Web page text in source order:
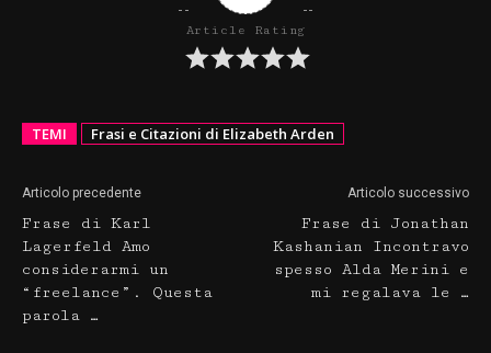
Article Rating
TEMI Frasi e Citazioni di Elizabeth Arden
Articolo precedente
Frase di Karl
Lagerfeld Amo
considerarmi un
“freelance”. Questa
parola …
Articolo successivo
Frase di Jonathan
Kashanian Incontravo
spesso Alda Merini e
mi regalava le …